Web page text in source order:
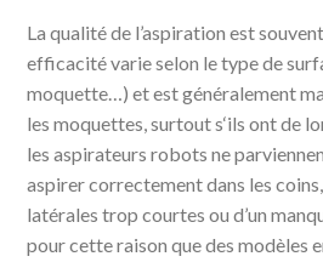
La qualité de l’aspiration est
efficacité varie selon le type de
moquette…) et est généralement
les moquettes, surtout s‘ils ont de
les aspirateurs robots ne
aspirer correctement dans les
latérales trop courtes ou d’un
pour cette raison que des modèles